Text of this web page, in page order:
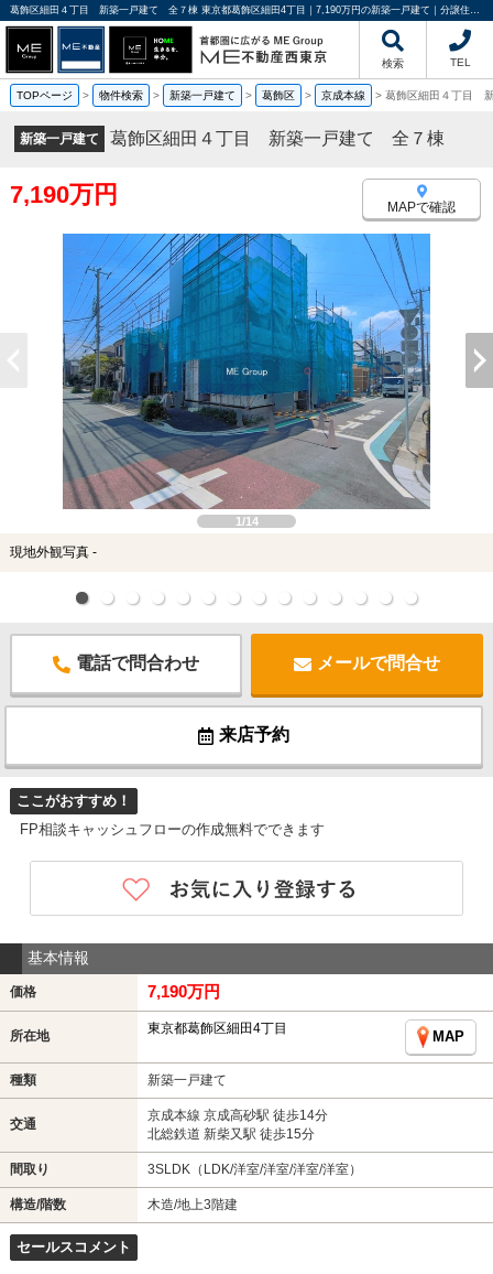
葛飾区細田４丁目 新築一戸建て 全７棟 東京都葛飾区細田4丁目｜7,190万円の新築一戸建て｜分譲住宅や新築物件｜ME不動産西東京
検索 TEL
TOPページ > 物件検索 > 新築一戸建て > 葛飾区 > 京成本線 > 葛飾区細田４丁目
新築一戸建て 葛飾区細田４丁目 新築一戸建て 全７棟
7,190万円 MAPで確認
1/14
現地外観写真 -
電話で問合わせ メールで問合せ
来店予約
ここがおすすめ！
FP相談キャッシュフローの作成無料でできます
基本情報
価格 7,190万円
所在地 東京都葛飾区細田4丁目
MAP
種類 新築一戸建て
交通
京成本線 京成高砂駅 徒歩14分
北総鉄道 新柴又駅 徒歩15分
間取り 3SLDK（LDK/洋室/洋室/洋室/洋室）
構造/階数 木造/地上3階建
セールスコメント